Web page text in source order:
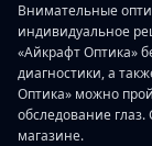
Внимательные
индивидуальное
«Айкрафт Оптика»
диагностики, а
Оптика» можно
обследование глаз.
магазине.